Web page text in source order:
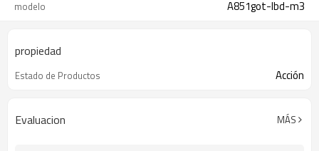
modelo A851got-lbd-m3
propiedad
Estado de Productos Acción
Evaluacion MÁS